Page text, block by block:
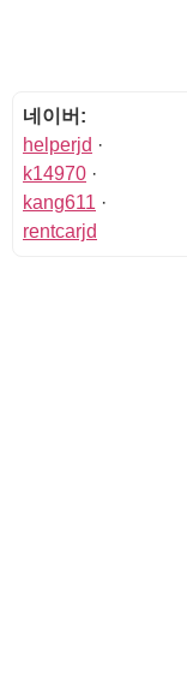
네이버:
helperjd ·
k14970 ·
kang611 ·
rentcarjd